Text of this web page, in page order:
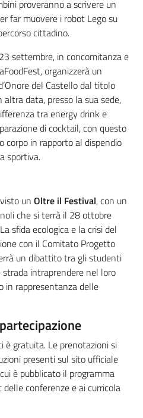
proveranno a scrivere un
far muovere i robot Lego su
cittadino.
settembre, in concomitanza e
organizzerà un
del Castello dal titolo
altra data, presso la sua sede,
tra energy drink e
di cocktail, con questo
corpo in rapporto al dispendio
sportiva.
un Oltre il Festival, con un
che si terrà il 28 ottobre
sfida ecologica e la crisi del
con il Comitato Progetto
un dibattito tra gli studenti
intraprendere nel loro
in rappresentanza delle
è gratuita. Le prenotazioni si
presenti sul sito ufficiale
è pubblicato il programma
conferenze e ai curricola